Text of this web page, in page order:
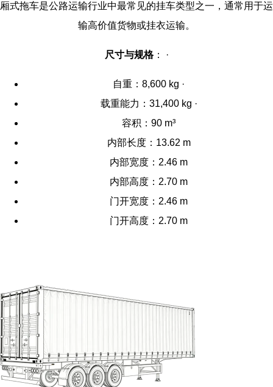
厢式拖车是公路运输行业中最常见的挂车类型之一，通常用于运
输高价值货物或挂衣运输。
尺寸与规格： ·
自重：8,600 kg ·
载重能力：31,400 kg ·
容积：90 m³
内部长度：13.62 m
内部宽度：2.46 m
内部高度：2.70 m
门开宽度：2.46 m
门开高度：2.70 m